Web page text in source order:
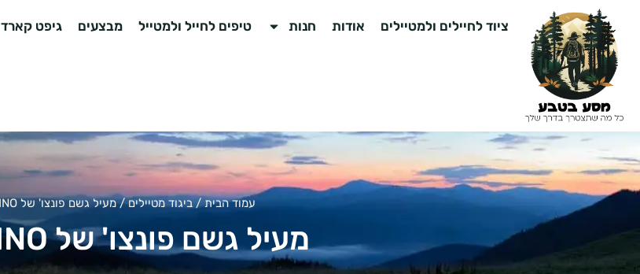
ציוד לחיילים ולמטיילים אודות חנות טיפים לחייל ולמטייל מבצעים גיפט קארד
עמוד הבית/ביגוד מטיילים/ מעיל גשם פונצו' של FERRINO
מעיל גשם פונצו' של FERRINO